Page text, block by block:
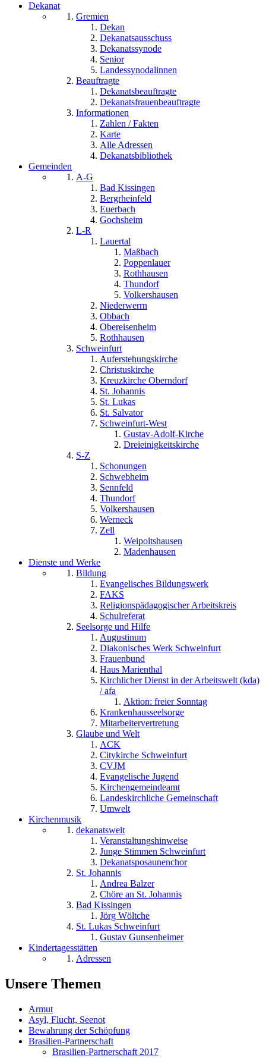
Dekanat
Gremien
Dekan
Dekanatsausschuss
Dekanatssynode
Senior
Landessynodalinnen
Beauftragte
Dekanatsbeauftragte
Dekanatsfrauenbeauftragte
Informationen
Zahlen / Fakten
Karte
Alle Adressen
Dekanatsbibliothek
Gemeinden
A-G
Bad Kissingen
Bergrheinfeld
Euerbach
Gochsheim
L-R
Lauertal
Maßbach
Poppenlauer
Rothhausen
Thundorf
Volkershausen
Niederwerrn
Obbach
Obereisenheim
Rothhausen
Schweinfurt
Auferstehungskirche
Christuskirche
Kreuzkirche Oberndorf
St. Johannis
St. Lukas
St. Salvator
Schweinfurt-West
Gustav-Adolf-Kirche
Dreieinigkeitskirche
S-Z
Schonungen
Schwebheim
Sennfeld
Thundorf
Volkershausen
Werneck
Zell
Weipoltshausen
Madenhausen
Dienste und Werke
Bildung
Evangelisches Bildungswerk
FAKS
Religionspädagogischer Arbeitskreis
Schulreferat
Seelsorge und Hilfe
Augustinum
Diakonisches Werk Schweinfurt
Frauenbund
Haus Marienthal
Kirchlicher Dienst in der Arbeitswelt (kda)
/ afa
Aktion: freier Sonntag
Krankenhausseelsorge
Mitarbeitervertretung
Glaube und Welt
ACK
Citykirche Schweinfurt
CVJM
Evangelische Jugend
Kirchengemeindeamt
Landeskirchliche Gemeinschaft
Umwelt
Kirchenmusik
dekanatsweit
Veranstaltungshinweise
Junge Stimmen Schweinfurt
Dekanatsposaunenchor
St. Johannis
Andrea Balzer
Chöre an St. Johannis
Bad Kissingen
Jörg Wöltche
St. Lukas Schweinfurt
Gustav Gunsenheimer
Kindertagesstätten
Adressen
Unsere Themen
Armut
Asyl, Flucht, Seenot
Bewahrung der Schöpfung
Brasilien-Partnerschaft
Brasilien-Partnerschaft 2017